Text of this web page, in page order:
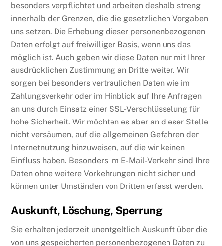
besonders verpflichtet und arbeiten deshalb streng
innerhalb der Grenzen, die die gesetzlichen Vorgaben
uns setzen. Die Erhebung dieser personenbezogenen
Daten erfolgt auf freiwilliger Basis, wenn uns das
möglich ist. Auch geben wir diese Daten nur mit Ihrer
ausdrücklichen Zustimmung an Dritte weiter. Wir
sorgen bei besonders vertraulichen Daten wie im
Zahlungsverkehr oder im Hinblick auf Ihre Anfragen
an uns durch Einsatz einer SSL-Verschlüsselung für
hohe Sicherheit. Wir möchten es aber an dieser Stelle
nicht versäumen, auf die allgemeinen Gefahren der
Internetnutzung hinzuweisen, auf die wir keinen
Einfluss haben. Besonders im E-Mail-Verkehr sind Ihre
Daten ohne weitere Vorkehrungen nicht sicher und
können unter Umständen von Dritten erfasst werden.
Auskunft, Löschung, Sperrung
Sie erhalten jederzeit unentgeltlich Auskunft über die
von uns gespeicherten personenbezogenen Daten zu